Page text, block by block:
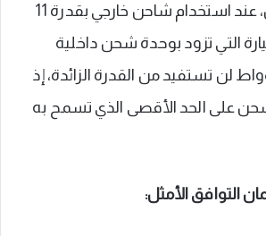
فعلى سبيل المثال، عند استخدام شاحن خارجي بقدرة 11
التي تزود بوحدة شحن داخلية
بـ 7.4 كيلوواط لن تستفيد من القدرة الزائدة، إذ
على الحد الأقصى الذي تسمح به
التوافق الأمثل: